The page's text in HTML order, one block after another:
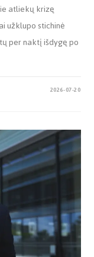
atliekų krizę
užklupo stichinė
per naktį išdygę po
2026-07-20